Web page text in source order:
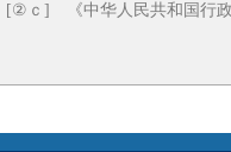
ｃ] 《中华人民共和国行政